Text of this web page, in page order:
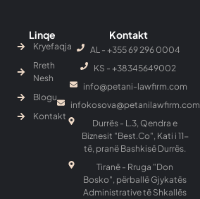
Linqe
Kryefaqja
Rreth
Nesh
Blogu
Kontakt
Kontakt
AL - +355 69 296 0004
KS - ‎+38345649002
info@petani-lawfirm.com
infokosova@petanilawfirm.com
Durrës - L.3, Qendra e
Biznesit "Best.Co", Kati i 11-
të, pranë Bashkisë Durrës.
Tiranë - Rruga "Don
Bosko", përballë Gjykatës
Administrative të Shkallës